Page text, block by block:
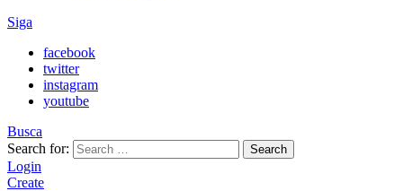
Siga
facebook
twitter
instagram
youtube
Busca
Search for:
Search
Login
Create